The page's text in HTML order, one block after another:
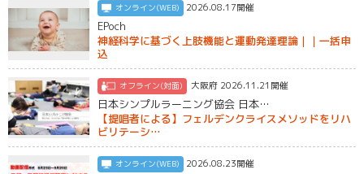
オンライン(WEB) 2026.08.17開催
EPoch
神経科学に基づく上肢機能と運動発達理論｜｜一括申
込
オフライン(対面) 大阪府 2026.11.21開催
日本シンプルラーニング協会 日本…
【提唱者による】フェルデンクライスメソッドをリハ
ビリテーシ…
オンライン(WEB) 2026.08.23開催